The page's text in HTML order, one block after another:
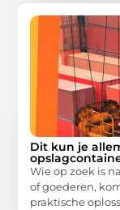
Dit kun je
Wie op zoek is
of goederen,
praktische